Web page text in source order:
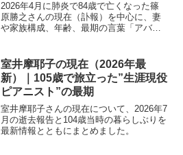
2026年4月に肺炎で84歳で亡くなった篠
原勝之さんの現在（訃報）を中心に、妻
や家族構成、年齢、最期の言葉「アバ
室井摩耶子の現在（2026年最
新）｜105歳で旅立った”生涯現役
ピアニスト”の最期
室井摩耶子さんの現在について、2026年7
月の逝去報告と104歳当時の暮らしぶりを
最新情報とともにまとめました。